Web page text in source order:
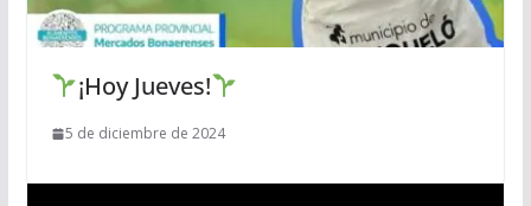
¡Hoy Jueves!
5 de diciembre de 2024